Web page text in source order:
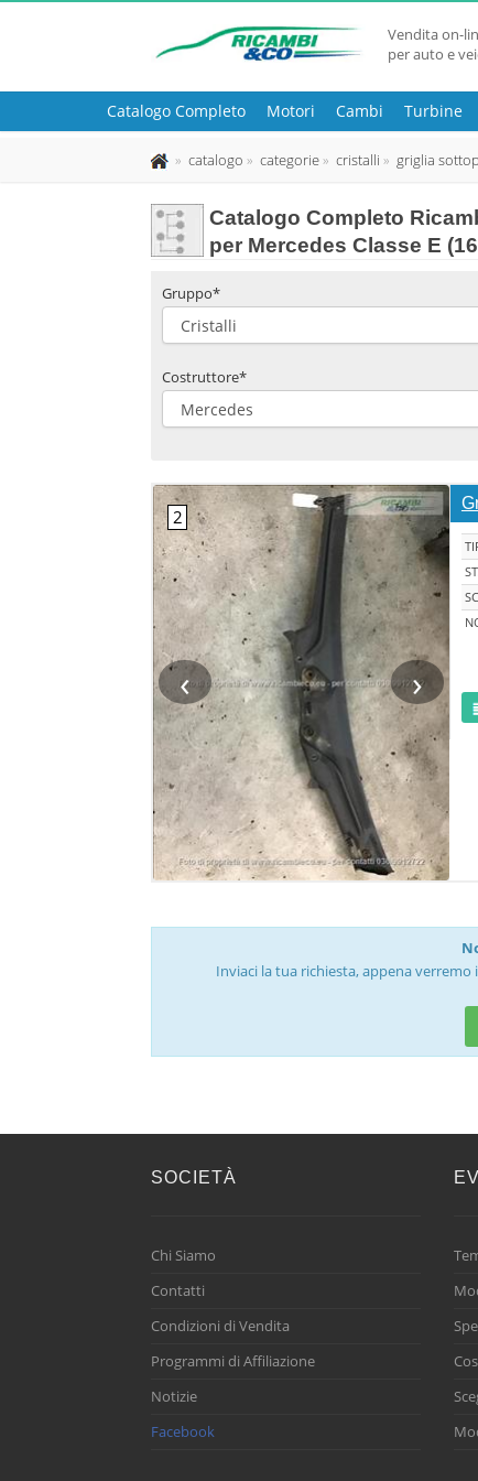
Vendita on-
per auto e
Catalogo Completo Motori Cambi Turbine
catalogo categorie cristalli griglia
Catalogo Completo
per Mercedes Classe E
Gruppo*
Costruttore*
‹ ›
Inviaci la tua richiesta, appena
SOCIETÀ
Chi Siamo
Contatti
Condizioni di Vendita
Programmi di Affiliazione
Notizie
Facebook